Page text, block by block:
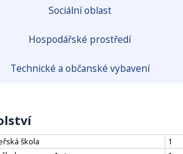
Sociální oblast
Hospodářské prostředí
Technické a občanské vybavení
škola
1